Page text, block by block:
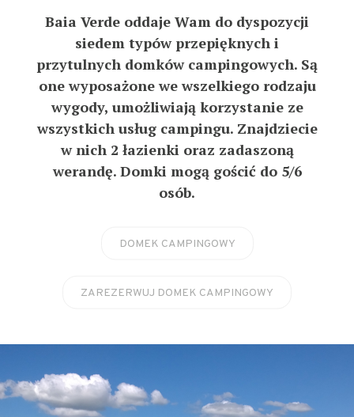
Baia Verde oddaje Wam do dyspozycji
siedem typów przepięknych i
przytulnych domków campingowych. Są
one wyposażone we wszelkiego rodzaju
wygody, umożliwiają korzystanie ze
wszystkich usług campingu. Znajdziecie
w nich 2 łazienki oraz zadaszoną
werandę. Domki mogą gościć do 5/6
osób.
DOMEK CAMPINGOWY
ZAREZERWUJ DOMEK CAMPINGOWY